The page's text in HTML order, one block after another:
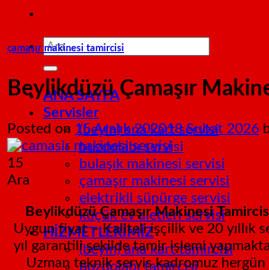
ANA SAYFA
Servisler
(beyin) ana kart servisi
buzdolabı servisi
bulaşık makinesi servisi
çamaşır makinesi servisi
elektrikli süpürge servisi
küçük ev aletleri servisi
HİZMETLERİMİZ
(beyin) ana kart tamircisi
buzdolabı tamircisi
çamaşır makinesi tamircisi
Beylikdüzü Çamaşır
Posted on 15 Aralık 202018 Şubat 2026
15
Ara
Beylikdüzü Çamaşır Makinesi
Uygun fiyat – Kaliteli işçilik ve 20 yıllık
yıl garantili şekilde tamir işlemi
Uzman teknik servis kadromuz hergün